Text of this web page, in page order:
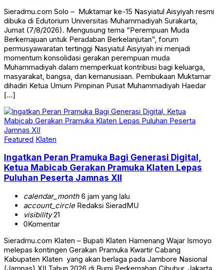
Sieradmu.com Solo – Muktamar ke-15 Nasyiatul Aisyiyah resmi
dibuka di Edutorium Universitas Muhammadiyah Surakarta,
Jumat (7/8/2026). Mengusung tema “Perempuan Muda
Berkemajuan untuk Peradaban Berkelanjutan”, forum
permusyawaratan tertinggi Nasyiatul Aisyiyah ini menjadi
momentum konsolidasi gerakan perempuan muda
Muhammadiyah dalam memperkuat kontribusi bagi keluarga,
masyarakat, bangsa, dan kemanusiaan. Pembukaan Muktamar
dihadiri Ketua Umum Pimpinan Pusat Muhammadiyah Haedar
[…]
Featured Klaten
Ingatkan Peran Pramuka Bagi Generasi Digital,
Ketua Mabicab Gerakan Pramuka Klaten Lepas
Puluhan Peserta Jamnas XII
calendar_month6 jam yang lalu
account_circleRedaksi SieradMU
visibility21
0Komentar
Sieradmu.com Klaten – Bupati Klaten Hamenang Wajar Ismoyo
melepas kontingen Gerakan Pramuka Kwartir Cabang
Kabupaten Klaten yang akan berlaga pada Jambore Nasional
(Jamnas) XII Tahun 2026 di Bumi Perkemahan Cibubur, Jakarta,